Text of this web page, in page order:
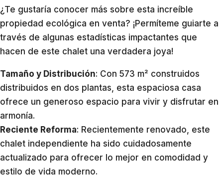
¿Te gustaría conocer más sobre esta increíble
propiedad ecológica en venta? ¡Permíteme guiarte a
través de algunas estadísticas impactantes que
hacen de este chalet una verdadera joya!
Tamaño y Distribución: Con 573 m² construidos
distribuidos en dos plantas, esta espaciosa casa
ofrece un generoso espacio para vivir y disfrutar en
armonía.
Reciente Reforma: Recientemente renovado, este
chalet independiente ha sido cuidadosamente
actualizado para ofrecer lo mejor en comodidad y
estilo de vida moderno.